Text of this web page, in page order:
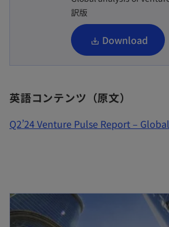
訳版
Download
新
し
ブ
で
英語コンテンツ（原文）
Q2’24 Venture Pulse Report –